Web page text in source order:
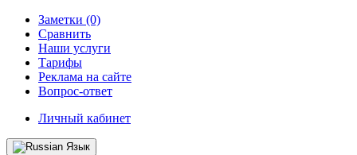
Заметки (0)
Сравнить
Наши услуги
Тарифы
Реклама на сайте
Вопрос-ответ
Личный кабинет
Язык